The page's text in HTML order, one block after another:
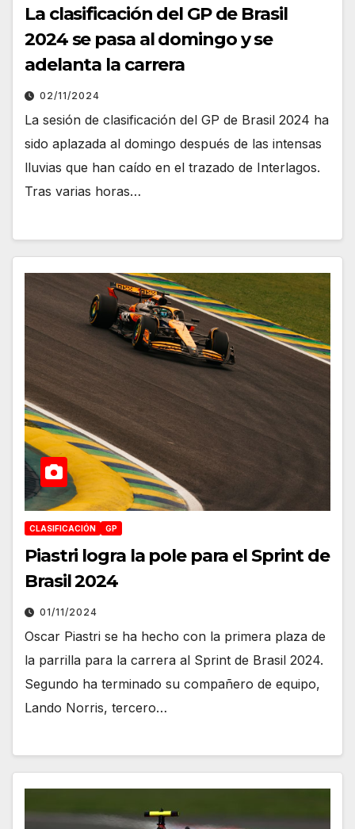
La clasificación del GP de Brasil
2024 se pasa al domingo y se
adelanta la carrera
02/11/2024
La sesión de clasificación del GP de Brasil 2024 ha
sido aplazada al domingo después de las intensas
lluvias que han caído en el trazado de Interlagos.
Tras varias horas…
CLASIFICACIÓN GP
Piastri logra la pole para el Sprint de
Brasil 2024
01/11/2024
Oscar Piastri se ha hecho con la primera plaza de
la parrilla para la carrera al Sprint de Brasil 2024.
Segundo ha terminado su compañero de equipo,
Lando Norris, tercero…